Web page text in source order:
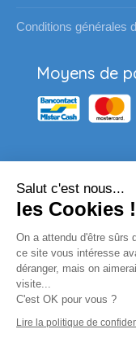
Conditions générales
Moyens de
Nos
Vous
Envoyez un
Salut c'est nous...
les Cookies !
On a attendu d'être sûrs
ce site vous intéresse
déranger, mais on
visite...
C'est OK pour vous ?
Lire la politique de